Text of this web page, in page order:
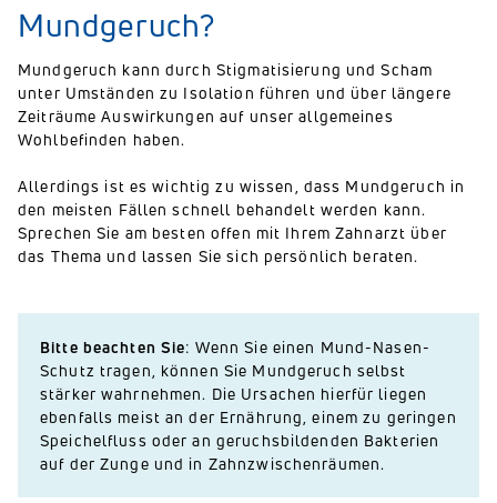
Mundgeruch?
Mundgeruch kann durch Stigmatisierung und Scham
unter Umständen zu Isolation führen und über längere
Zeiträume Auswirkungen auf unser allgemeines
Wohlbefinden haben.
Allerdings ist es wichtig zu wissen, dass Mundgeruch in
den meisten Fällen schnell behandelt werden kann.
Sprechen Sie am besten offen mit Ihrem Zahnarzt über
das Thema und lassen Sie sich persönlich beraten.
Bitte beachten Sie: Wenn Sie einen Mund-Nasen-
Schutz tragen, können Sie Mundgeruch selbst
stärker wahrnehmen. Die Ursachen hierfür liegen
ebenfalls meist an der Ernährung, einem zu geringen
Speichelfluss oder an geruchsbildenden Bakterien
auf der Zunge und in Zahnzwischenräumen.